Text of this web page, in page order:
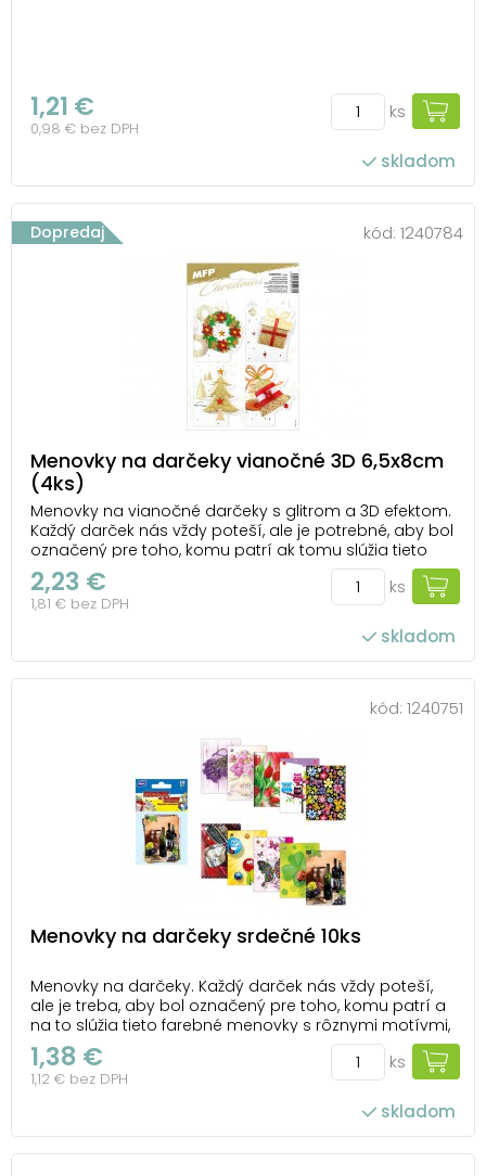
1,21 €
0,98 € bez DPH
ks
skladom
Dopredaj kód: 1240784
Menovky na darčeky vianočné 3D 6,5x8cm
(4ks)
Menovky na vianočné darčeky s glitrom a 3D efektom.
Každý darček nás vždy poteší, ale je potrebné, aby bol
označený pre toho, komu patrí ak tomu slúžia tieto
farebné menovky s vianočnými motívmi, ktoré darček
spestrí! BALENIE OBSAHUJE: - 4 ks menoviek s rôznymi
motívmi (adventný veniec, darče...
2,23 €
1,81 € bez DPH
ks
skladom
kód: 1240751
Menovky na darčeky srdečné 10ks
Menovky na darčeky. Každý darček nás vždy poteší,
ale je treba, aby bol označený pre toho, komu patrí a
na to slúžia tieto farebné menovky s rôznymi motívmi,
ktoré darček spestria. BALENIE OBSAHUJE: -10 ks
menoviek s celoročnými motívmi a so zvlnenými
okrajmi Menovky sú balené vo vrecku so...
1,38 €
1,12 € bez DPH
ks
skladom